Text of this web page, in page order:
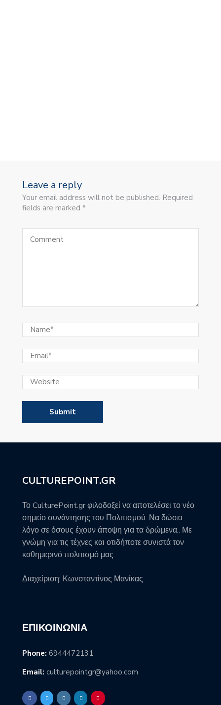
Leave a reply
Your email address will not be published. Required
fields are marked *
CULTUREPOINT.GR
Το CulturePoint.gr φιλοδοξεί να αποτελέσει το νέο
σημείο συνάντησης του Πολιτισμού. Να δώσει
λόγο σε όσους έχουν άποψη για τα δρώμενα,. Με
γνώμη για τις τέχνες και οτιδήποτε συνιστά τον
καθημερινό πολιτισμό μας.
Διαχείριση: Κωνσταντίνος Μανίκας
ΕΠΙΚΟΙΝΩΝΊΑ
Phone: 6944472131
Email: culturepointgr@yahoo.com